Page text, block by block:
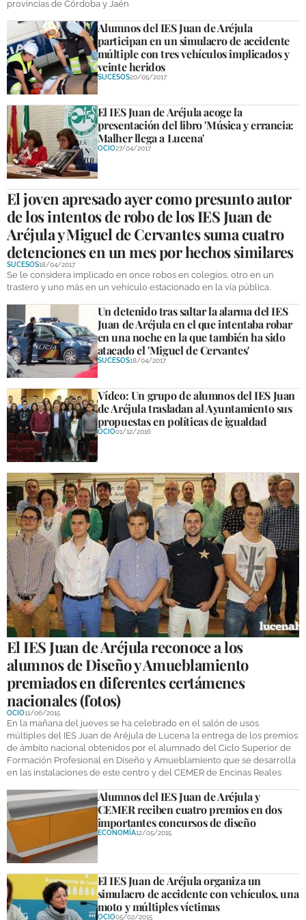
GALERÍAS
provincias de Córdoba y Jaén
Alumnos del IES Juan de Aréjula
participan en un simulacro de accidente
múltiple con tres vehículos implicados y
veinte heridos
SUCESOS20/05/2017
El IES Juan de Aréjula acoge la
presentación del libro 'Música y errancia:
Malher llega a Lucena'
OCIO27/04/2017
El joven apresado ayer como presunto autor
de los intentos de robo de los IES Juan de
Aréjula y Miguel de Cervantes suma cuatro
detenciones en un mes por hechos similares
SUCESOS18/04/2017
Se le considera implicado en once robos en colegios, otro en un
trastero y uno más en un vehículo estacionado en la vía pública.
Un detenido tras saltar la alarma del IES
Juan de Aréjula en el que intentaba robar
en una noche en la que también ha sido
atacado el 'Miguel de Cervantes'
SUCESOS18/04/2017
Vídeo: Un grupo de alumnos del IES Juan
de Aréjula trasladan al Ayuntamiento sus
propuestas en políticas de igualdad
OCIO01/12/2016
El IES Juan de Aréjula reconoce a los
alumnos de Diseño y Amueblamiento
premiados en diferentes certámenes
nacionales (fotos)
OCIO11/06/2015
En la mañana del jueves se ha celebrado en el salón de usos
múltiples del IES Juan de Aréjula de Lucena la entrega de los premios
de ámbito nacional obtenidos por el alumnado del Ciclo Superior de
Formación Profesional en Diseño y Amueblamiento que se desarrolla
en las instalaciones de este centro y del CEMER de Encinas Reales
Alumnos del IES Juan de Aréjula y
CEMER reciben cuatro premios en dos
importantes concursos de diseño
ECONOMÍA12/05/2015
El IES Juan de Aréjula organiza un
simulacro de accidente con vehículos, una
moto y múltiples víctimas
OCIO05/02/2015